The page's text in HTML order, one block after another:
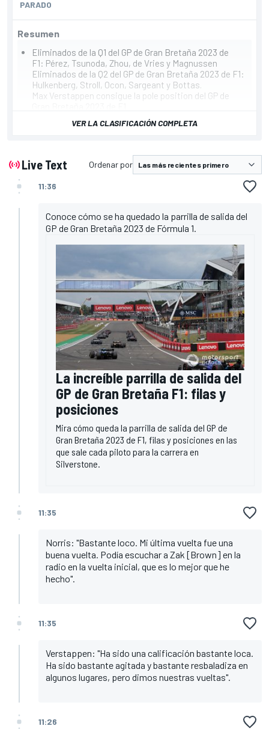
PARADO
Resumen
Eliminados de la Q1 del GP de Gran Bretaña 2023 de
F1: Pérez, Tsunoda, Zhou, de Vries y Magnussen
Eliminados de la Q2 del GP de Gran Bretaña 2023 de F1:
Hulkenberg, Stroll, Ocon, Sargeant y Bottas.
Max Verstappen consigue la pole position del GP de
Clasificación de la Q3 del GP de Gran Bretaña 2023 de
Piastri
Leclerc
Sainz
Russell
Albon
Alonso
VER LA CLASIFICACIÓN COMPLETA
Live Text Ordenar por
11:36
Conoce cómo se ha quedado la parrilla de salida del
GP de Gran Bretaña 2023 de Fórmula 1.
La increíble parrilla de salida del
GP de Gran Bretaña F1: filas y
posiciones
Mira cómo queda la parrilla de salida del GP de
Gran Bretaña 2023 de F1, filas y posiciones en las
que sale cada piloto para la carrera en
Silverstone.
11:35
Norris: "Bastante loco. Mi última vuelta fue una
buena vuelta. Podía escuchar a Zak [Brown] en la
radio en la vuelta inicial, que es lo mejor que he
hecho".
11:35
Verstappen: "Ha sido una calificación bastante loca.
Ha sido bastante agitada y bastante resbaladiza en
algunos lugares, pero dimos nuestras vueltas".
11:26